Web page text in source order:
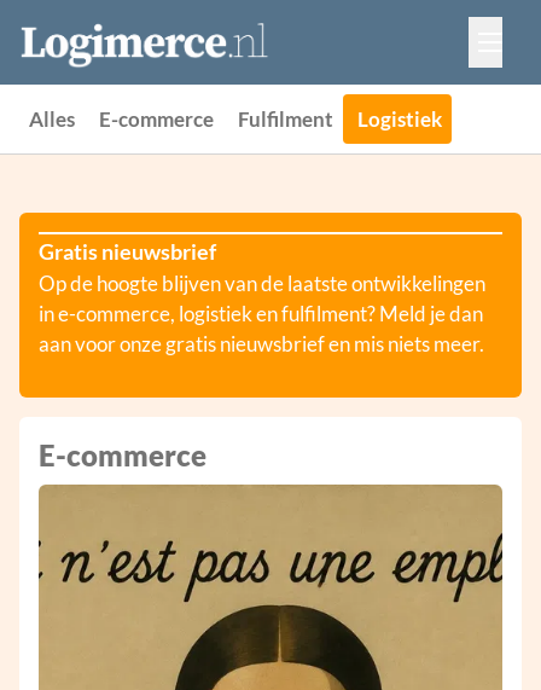
Vacatures
Events
Alles E-commerce Fulfilment Logistiek
Gratis nieuwsbrief
Op de hoogte blijven van de laatste ontwikkelingen
in e-commerce, logistiek en fulfilment? Meld je dan
aan voor onze gratis nieuwsbrief en mis niets meer.
E-commerce